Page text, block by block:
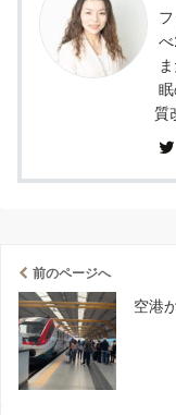
質
前のページへ
空港